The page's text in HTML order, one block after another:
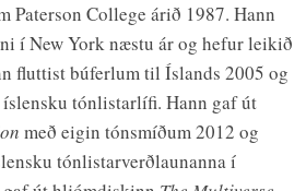
College árið 1987. Hann
í New York næstu ár og hefur leikið
fluttist búferlum til Íslands 2005 og
tónlistarlífi. Hann gaf út
með eigin tónsmíðum 2012 og
tónlistarverðlaunanna í